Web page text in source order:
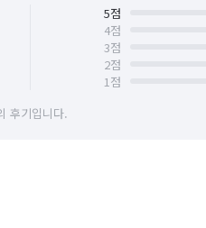
5점
4점
3점
2점
1점
후기입니다.